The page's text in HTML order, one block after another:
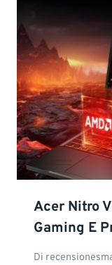
Acer Nitro
Gaming E
Di